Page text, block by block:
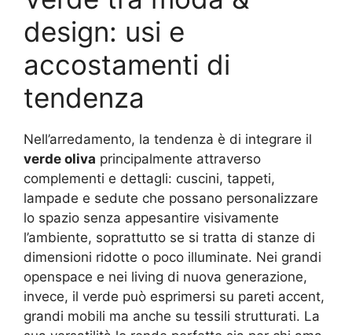
design: usi e
accostamenti di
tendenza
Nell’arredamento, la tendenza è di integrare il
verde oliva principalmente attraverso
complementi e dettagli: cuscini, tappeti,
lampade e sedute che possano personalizzare
lo spazio senza appesantire visivamente
l’ambiente, soprattutto se si tratta di stanze di
dimensioni ridotte o poco illuminate. Nei grandi
openspace e nei living di nuova generazione,
invece, il verde può esprimersi su pareti accent,
grandi mobili ma anche su tessili strutturati. La